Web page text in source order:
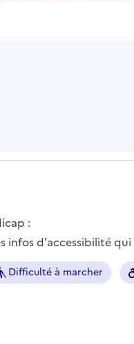
:
infos d'accessibilité
Difficulté à marcher